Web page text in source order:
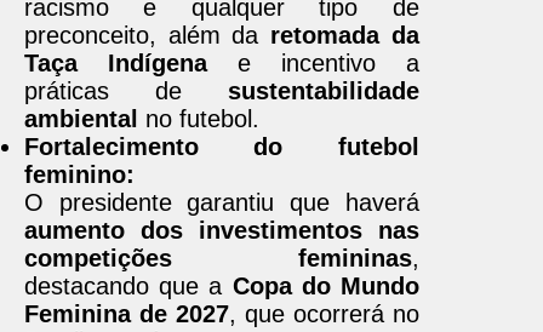
racismo e qualquer tipo de
preconceito, além da retomada da
Taça Indígenae incentivo a
práticas de sustentabilidade
ambiental no futebol.
Fortalecimento do futebol
feminino:
O presidente garantiu que haverá
aumento dos investimentos nas
competições femininas,
destacando que a Copa do Mundo
Feminina de 2027, que ocorrerá no